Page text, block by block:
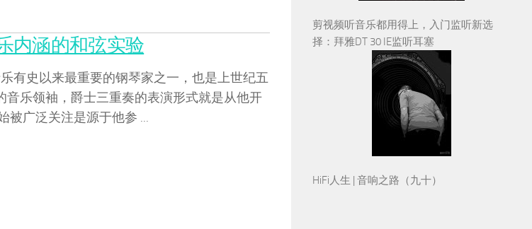
内涵的和弦实验
有史以来最重要的钢琴家之一，也是上世纪五
音乐领袖，爵士三重奏的表演形式就是从他开
被广泛关注是源于他参 ...
剪视频听音乐都用得上，入门监听新选
择：拜雅DT 30 IE监听耳塞
HiFi人生 | 音响之路（九十）